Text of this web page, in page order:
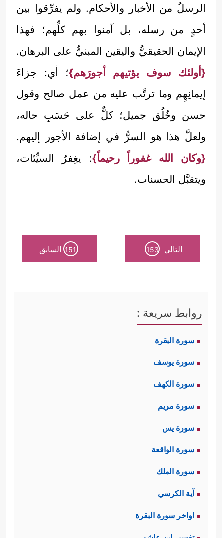
الرسلُ من الأخبار والأحكام. ولم يفرِّقوا بين
أحدٍ من رسله، بل آمنوا بهم كلِّهم؛ فهذا
الإيمان الحقيقيُّ واليقين المبنيُّ على البرهان.
{أولئك سوف يؤتيهم أجورَهم}؛ أي: جزاءَ
إيمانِهِم وما ترتَّب عليه من عمل صالح وقول
حسن وخُلُق جميل؛ كلٌّ على حَسَبِ حاله،
ولعلَّ هذا هو السرُّ في إضافة الأجور إليهم.
{وكان الله غفوراً رحيماً}: يغِفرُ السيِّئات،
ويتقبَّل الحسنات.
التالي 153
151 السابق
روابط سريعة :
سورة البقرة
سورة يوسف
سورة الكهف
سورة مريم
سورة يس
سورة الواقعة
سورة الملك
آية الكرسي
اواخر سورة البقرة